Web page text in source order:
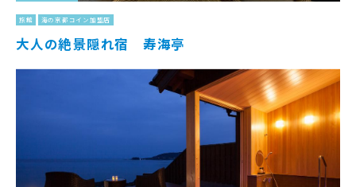
旅館 海の京都コイン加盟店
大人の絶景隠れ宿 寿海亭